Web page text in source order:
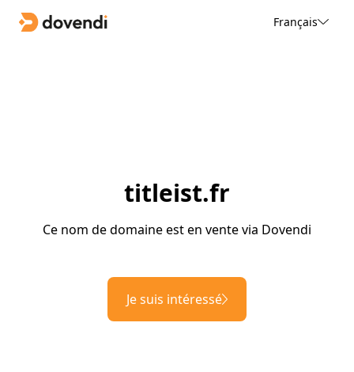
Français
titleist.fr
Ce nom de domaine est en vente via Dovendi
Je suis intéressé